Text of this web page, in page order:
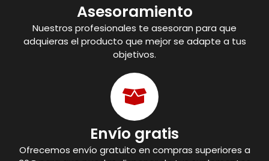
Asesoramiento
Nuestros profesionales te asesoran para que
adquieras el producto que mejor se adapte a tus
objetivos.
Envío gratis
Ofrecemos envío gratuito en compras superiores a